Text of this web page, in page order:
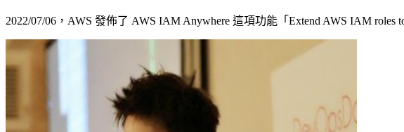
2022/07/06，AWS 發佈了 AWS IAM Anywhere 這項功能「Extend AWS IAM roles